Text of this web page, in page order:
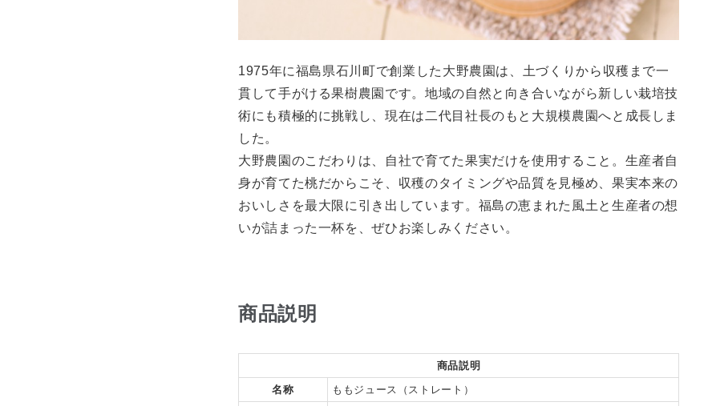
1975年に福島県石川町で創業した大野農園は、土づくりから収穫まで一
貫して手がける果樹農園です。地域の自然と向き合いながら新しい栽培技
術にも積極的に挑戦し、現在は二代目社長のもと大規模農園へと成長しま
した。
大野農園のこだわりは、自社で育てた果実だけを使用すること。生産者自
身が育てた桃だからこそ、収穫のタイミングや品質を見極め、果実本来の
おいしさを最大限に引き出しています。福島の恵まれた風土と生産者の想
いが詰まった一杯を、ぜひお楽しみください。
商品説明
商品説明
名称
ももジュース（ストレート）